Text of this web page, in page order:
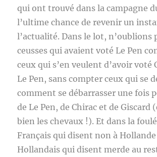
qui ont trouvé dans la campagne
l’ultime chance de revenir un
l’actualité. Dans le lot, n’oublions
ceusses qui avaient voté Le Pen
ceux qui s’en veulent d’avoir voté
Le Pen, sans compter ceux qui se
comment se débarrasser une fois
de Le Pen, de Chirac et de Giscard
bien les chevaux !). Et dans la
Français qui disent non à
Hollandais qui disent merde au